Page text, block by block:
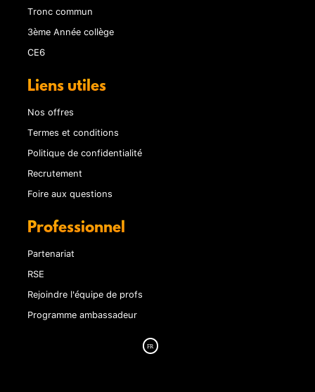
Tronc commun
3ème Année collège
CE6
Liens utiles
Nos offres
Termes et conditions
Politique de confidentialité
Recrutement
Foire aux questions
Professionnel
Partenariat
RSE
Rejoindre l'équipe de profs
Programme ambassadeur